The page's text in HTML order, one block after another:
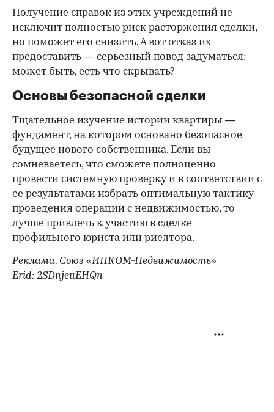
Получение справок из этих учреждений не
исключит полностью риск расторжения сделки,
но поможет его снизить. А вот отказ их
предоставить — серьезный повод задуматься:
может быть, есть что скрывать?
Основы безопасной сделки
Тщательное изучение истории квартиры —
фундамент, на котором основано безопасное
будущее нового собственника. Если вы
сомневаетесь, что сможете полноценно
провести системную проверку и в соответствии с
ее результатами избрать оптимальную тактику
проведения операции с недвижимостью, то
лучше привлечь к участию в сделке
профильного юриста или риелтора.
Реклама. Союз «ИНКОМ-Недвижимость»
Erid: 2SDnjeuEHQn